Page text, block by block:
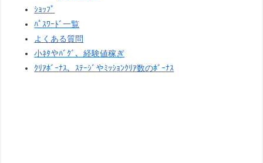
ｼｮｯﾌﾟ
ﾊﾟｽﾜｰﾄﾞ一覧
よくある質問
小ﾈﾀやﾊﾞｸﾞ、経験値稼ぎ
ｸﾘｱﾎﾞｰﾅｽ、ｽﾃｰｼﾞやﾐｯｼｮﾝｸﾘｱ数のﾎﾞｰﾅｽ